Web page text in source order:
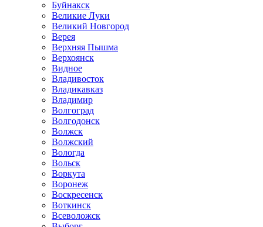
Буйнакск
Великие Луки
Великий Новгород
Верея
Верхняя Пышма
Верхоянск
Видное
Владивосток
Владикавказ
Владимир
Волгоград
Волгодонск
Волжск
Волжский
Вологда
Вольск
Воркута
Воронеж
Воскресенск
Воткинск
Всеволожск